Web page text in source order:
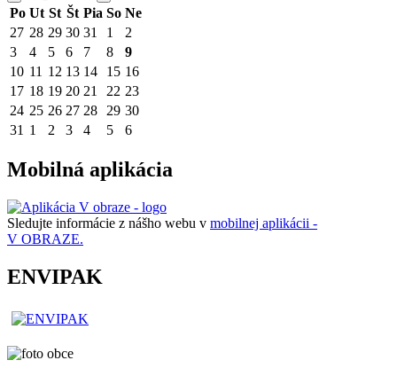
Po Ut St Št Pia So Ne
27 28 29 30 31 1
2
3
4 5 6 7 8
9
10 11 12 13 14 15 16
17 18 19 20 21 22 23
24 25 26 27 28 29 30
31 1 2 3 4 5 6
Mobilná aplikácia
Sledujte informácie z nášho webu v mobilnej aplikácii -
V OBRAZE.
ENVIPAK